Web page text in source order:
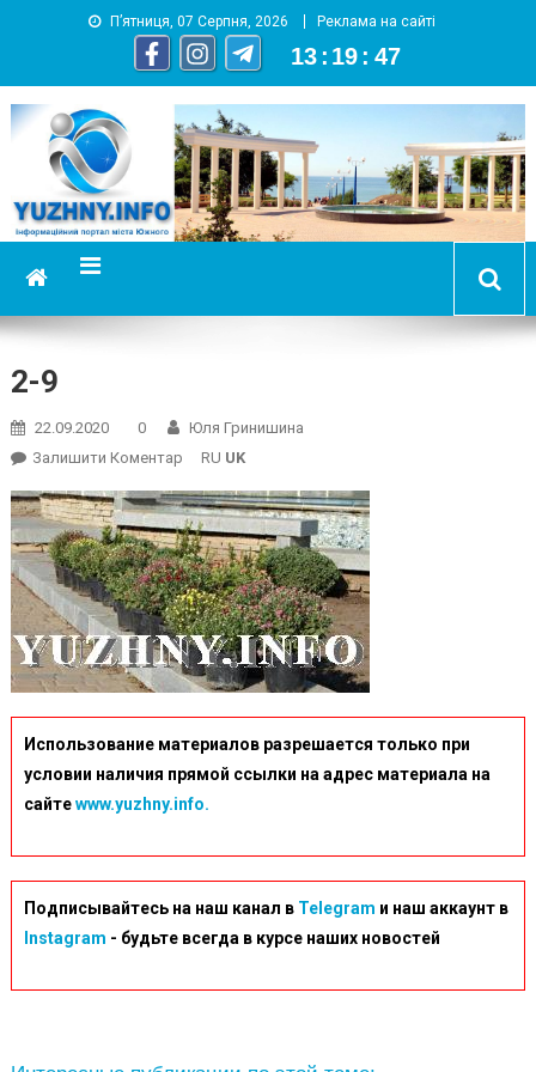
П’ятниця, 07 Серпня, 2026 Реклама на сайті
13 : 19 : 48
YUZHNY.INFO
информационный портал города Южный
2-9
22.09.2020 0
Юля Гринишина
Залишити КоментарOn
9
RU UK
Использование материалов разрешается только при
условии наличия прямой ссылки на адрес материала на
сайтеwww.yuzhny.info.
Подписывайтесь на наш канал в Telegram и наш аккаунт в
Instagram - будьте всегда в курсе наших новостей